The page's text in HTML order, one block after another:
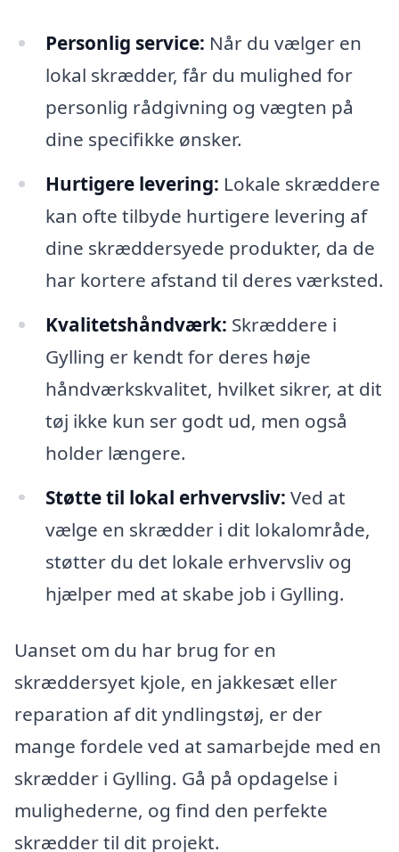
Personlig service: Når du vælger en
lokal skrædder, får du mulighed for
personlig rådgivning og vægten på
dine specifikke ønsker.
Hurtigere levering: Lokale skræddere
kan ofte tilbyde hurtigere levering af
dine skræddersyede produkter, da de
har kortere afstand til deres værksted.
Kvalitetshåndværk: Skræddere i
Gylling er kendt for deres høje
håndværkskvalitet, hvilket sikrer, at dit
tøj ikke kun ser godt ud, men også
holder længere.
Støtte til lokal erhvervsliv: Ved at
vælge en skrædder i dit lokalområde,
støtter du det lokale erhvervsliv og
hjælper med at skabe job i Gylling.
Uanset om du har brug for en
skræddersyet kjole, en jakkesæt eller
reparation af dit yndlingstøj, er der
mange fordele ved at samarbejde med en
skrædder i Gylling. Gå på opdagelse i
mulighederne, og find den perfekte
skrædder til dit projekt.